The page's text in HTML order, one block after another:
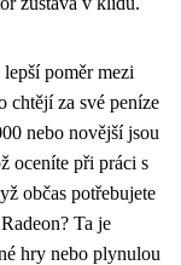
lepší poměr mezi
chtějí za své peníze
nebo novější jsou
oceníte při práci s
občas potřebujete
Ta je
hry nebo plynulou